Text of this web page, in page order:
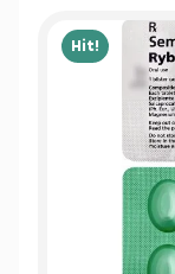
Hit!